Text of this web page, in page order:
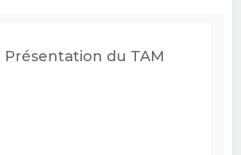
Présentation du TAM